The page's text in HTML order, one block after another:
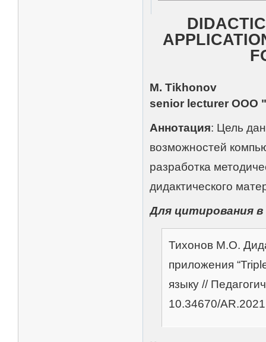
M. Tikhonov
senior lecturer OOO
Аннотация: Цель
возможностей
разработка
дидактического
Для цитирования в
Тихонов М.О.
приложения
языку //
10.34670/